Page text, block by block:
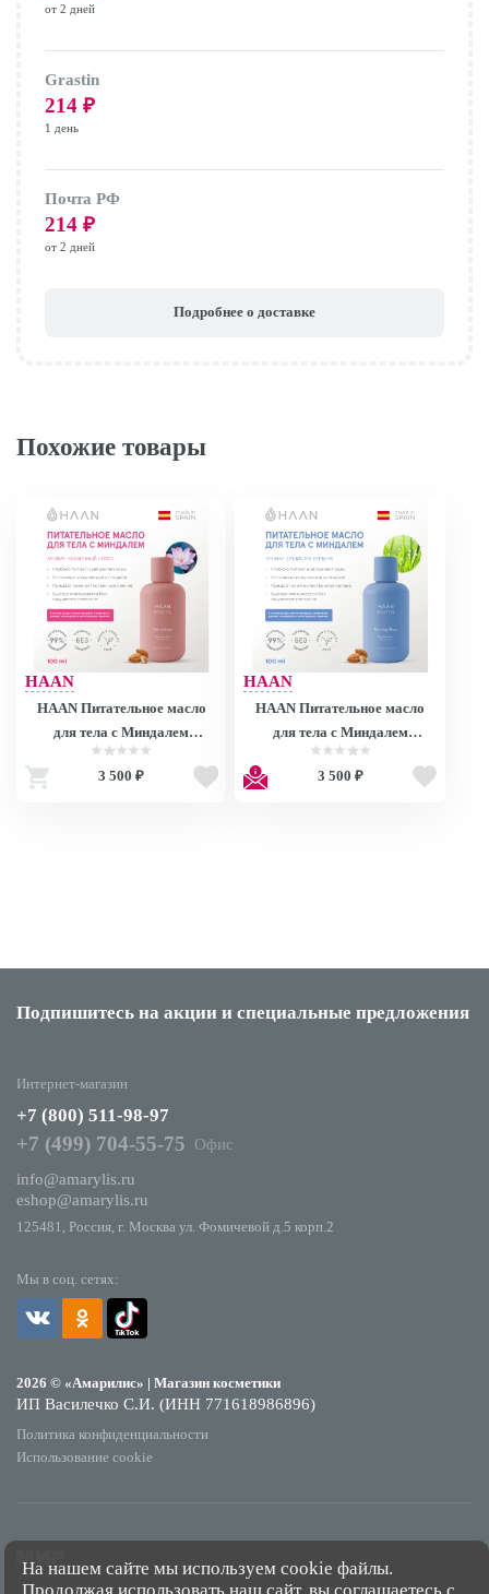
от 2 дней
Grastin
214 ₽
1 день
Почта РФ
214 ₽
от 2 дней
Подробнее о доставке
Похожие товары
HAAN
HAAN Питательное масло
для тела с Миндалем
"Сказочный лотос" /Body Oil
Tales Of Lotus, 100 мл
3 500 ₽
HAAN
HAAN Питательное масло
для тела с Миндалем
"Утренняя свежесть" /Body
Oil Morning Glory, 100 мл
3 500 ₽
Подпишитесь на акции и специальные предложения
Мы в соц. сетях:
2026 © «Амарилис» | Магазин косметики
ИП Василечко С.И. (ИНН 771618986896)
Политика конфиденциальности
Использование cookie
Интернет-магазин
+7 (800) 511-98-97
+7 (499) 704-55-75
Офис
info@amarylis.ru
eshop@amarylis.ru
125481, Россия, г. Москва ул. Фомичевой д.5 корп.2
На нашем сайте мы используем cookie файлы.
Продолжая использовать наш сайт, вы соглашаетесь с